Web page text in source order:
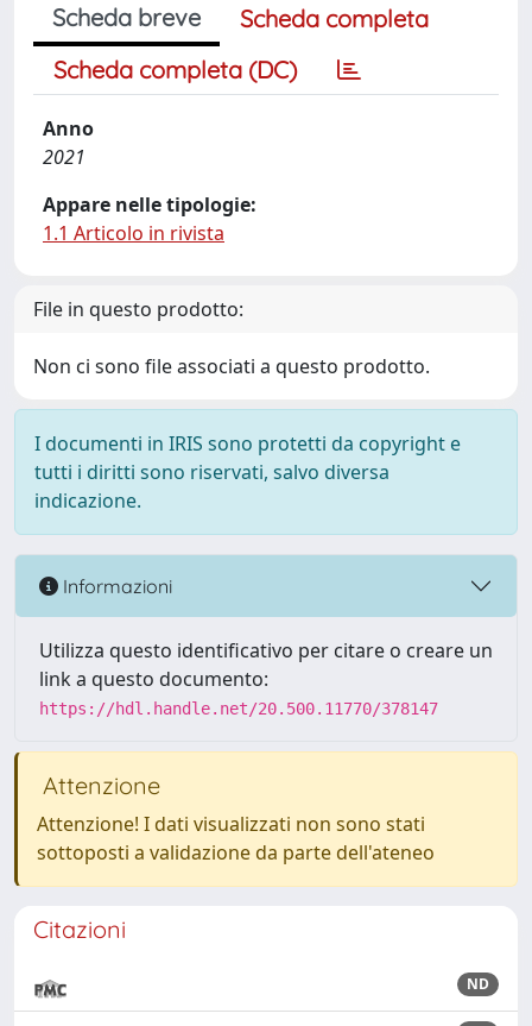
Scheda breve
Scheda completa
Scheda completa (DC)
Anno
2021
Appare nelle tipologie:
1.1 Articolo in rivista
File in questo prodotto:
Non ci sono file associati a questo prodotto.
I documenti in IRIS sono protetti da copyright e
tutti i diritti sono riservati, salvo diversa
indicazione.
Informazioni
Utilizza questo identificativo per citare o creare un
link a questo documento:
https://hdl.handle.net/20.500.11770/378147
Attenzione
Attenzione! I dati visualizzati non sono stati
sottoposti a validazione da parte dell'ateneo
Citazioni
ND